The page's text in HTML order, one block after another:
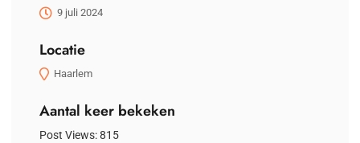
9 juli 2024
Locatie
Haarlem
Aantal keer bekeken
Post Views:815